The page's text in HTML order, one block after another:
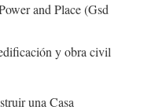
and Place (Gsd
y obra civil
una Casa